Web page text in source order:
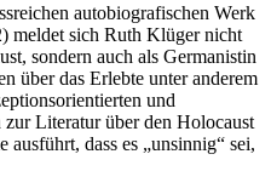
autobiografischen Werk
meldet sich Ruth Klüger nicht
sondern auch als Germanistin
über das Erlebte unter anderem
und
Literatur über den Holocaust
dass es „unsinnig“ sei,